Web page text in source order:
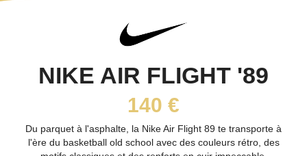
NIKE AIR FLIGHT '89
140 €
Du parquet à l'asphalte, la Nike Air Flight 89 te transporte à
l'ère du basketball old school avec des couleurs rétro, des